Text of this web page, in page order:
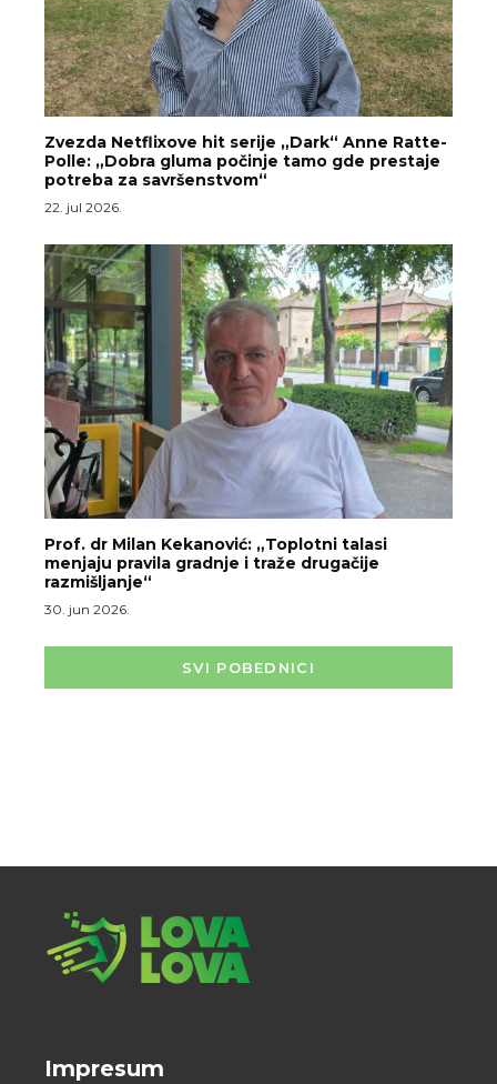
Zvezda Netflixove hit serije „Dark“ Anne Ratte-
Polle: „Dobra gluma počinje tamo gde prestaje
potreba za savršenstvom“
22. jul 2026.
Prof. dr Milan Kekanović: „Toplotni talasi
menjaju pravila gradnje i traže drugačije
razmišljanje“
30. jun 2026.
SVI POBEDNICI
Impresum